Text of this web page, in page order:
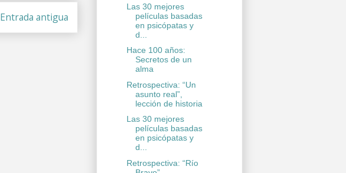
Entrada antigua
Las 30 mejores
películas basadas
en psicópatas y
d...
Hace 100 años:
Secretos de un
alma
Retrospectiva: “Un
asunto real”,
lección de historia
Las 30 mejores
películas basadas
en psicópatas y
d...
Retrospectiva: “Río